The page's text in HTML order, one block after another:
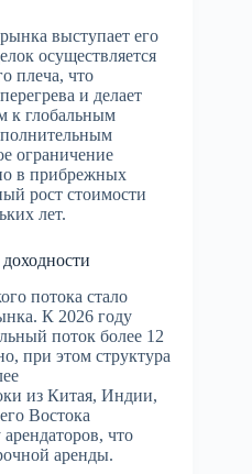
выступает его
осуществляется
плеча, что
и делает
к глобальным
ограничение
в прибрежных
рост стоимости
лет.
потока стало
К 2026 году
поток более 12
при этом структура
из Китая, Индии,
Востока
что
аренды.